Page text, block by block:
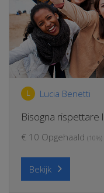
L Lucia Benetti
Bisogna
€ 10 Opgehaald (10%)
Bekijk